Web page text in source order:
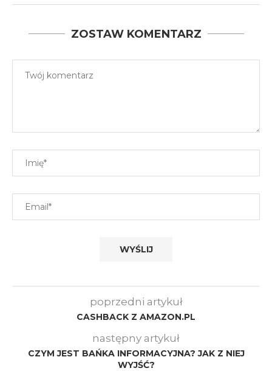
ZOSTAW KOMENTARZ
poprzedni artykuł
CASHBACK Z AMAZON.PL
następny artykuł
CZYM JEST BAŃKA INFORMACYJNA? JAK Z NIEJ
WYJŚĆ?